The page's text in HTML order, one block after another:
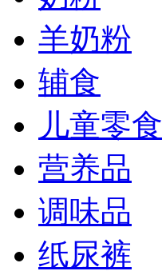
羊奶粉
辅食
儿童零食
营养品
调味品
纸尿裤